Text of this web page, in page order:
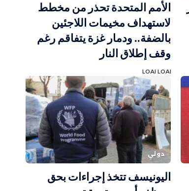
الأمم المتحدة تحذر من مخطط
لاستهداف مخيمات اللاجئين
بالضفة.. ودمار غزة يتفاقم رغم
وقف إطلاق النار
LOAI LOAI
دولي
اليونيسف تتخذ إجراءات بحق